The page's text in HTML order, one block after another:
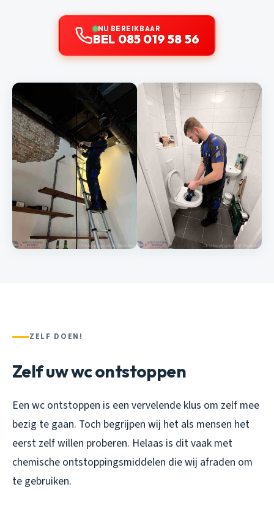
NU BEREIKBAAR
BEL 085 019 58 56
ZELF DOEN!
Zelf uw wc ontstoppen
Een wc ontstoppen is een vervelende klus om zelf mee
bezig te gaan. Toch begrijpen wij het als mensen het
eerst zelf willen proberen. Helaas is dit vaak met
chemische ontstoppingsmiddelen die wij afraden om
te gebruiken.